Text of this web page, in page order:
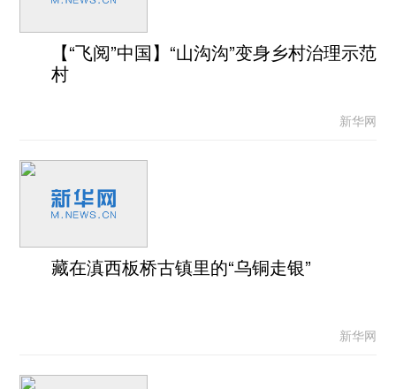
【“飞阅”中国】“山沟沟”变身乡村治理示范
村
新华网
藏在滇西板桥古镇里的“乌铜走银”
新华网